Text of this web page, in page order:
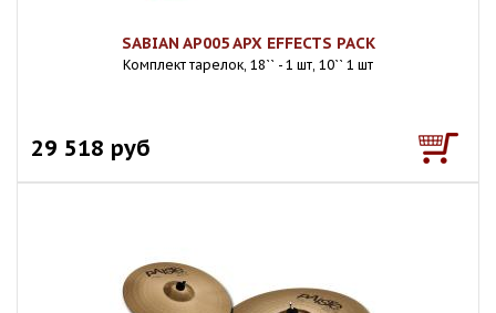
SABIAN AP005 APX EFFECTS PACK
Комплект тарелок, 18`` - 1 шт, 10`` 1 шт
29 518 руб